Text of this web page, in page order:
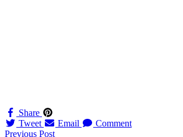
Share
Tweet
Email Comment
Previous Post